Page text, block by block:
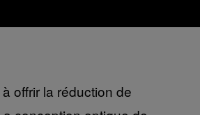
offrir la réduction de